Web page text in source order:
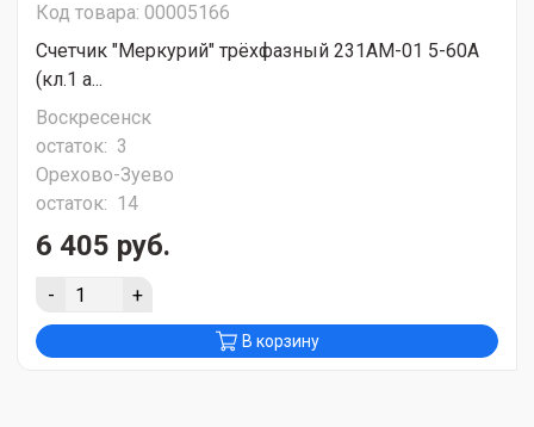
Код товара: 00005166
Счетчик "Меркурий" трёхфазный 231АМ-01 5-60А
(кл.1 а...
Воскресенск
остаток: 3
Орехово-Зуево
остаток: 14
6 405 руб.
- +
В корзину